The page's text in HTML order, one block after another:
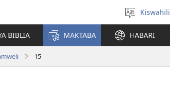
Chagua
lugha
Kiswahili
BIBLIA MAKTABA HABARI
15